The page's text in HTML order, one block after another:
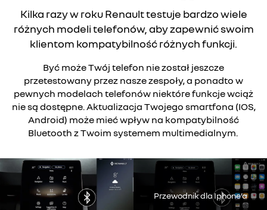
Kilka razy w roku Renault testuje bardzo wiele
różnych modeli telefonów, aby zapewnić swoim
klientom kompatybilność różnych funkcji.
Być może Twój telefon nie został jeszcze
przetestowany przez nasze zespoły, a ponadto w
pewnych modelach telefonów niektóre funkcje wciąż
nie są dostępne. Aktualizacja Twojego smartfona (IOS,
Android) może mieć wpływ na kompatybilność
Bluetooth z Twoim systemem multimedialnym.
Youtube jest nieaktywny. Zezwól na umieszczanie plików cookies
dotyczących mediów społecznościowych w celu uzyskania
dostępu do treści wideo.Przewodnik dla Iphone’a